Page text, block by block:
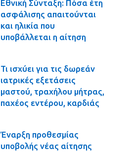
Εθνική Σύνταξη: Πόσα έτη
ασφάλισης απαιτούνται
και ηλικία που
υποβάλλεται η αίτηση
Τι ισχύει για τις δωρεάν
ιατρικές εξετάσεις
μαστού, τραχήλου μήτρας,
παχέος εντέρου, καρδιάς
Έναρξη προθεσμίας
υποβολής νέας αίτησης